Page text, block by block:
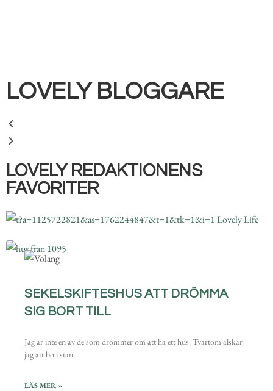
LOVELY BLOGGARE​
LOVELY REDAKTIONENS
FAVORITER
SEKELSKIFTESHUS ATT DRÖMMA
SIG BORT TILL
Jag är inte en av de som drömmer om att ha ett hus. Tvärtom älskar
jag att bo i stan
LÄS MER »